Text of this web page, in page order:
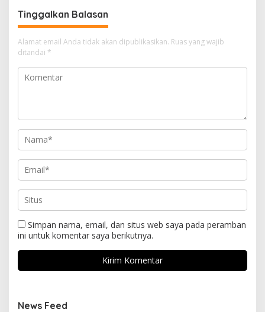
Tinggalkan Balasan
Alamat email Anda tidak akan dipublikasikan. Ruas yang wajib
ditandai *
Simpan nama, email, dan situs web saya pada peramban
ini untuk komentar saya berikutnya.
News Feed